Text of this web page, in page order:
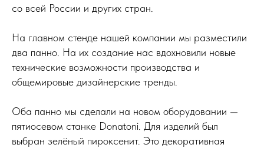
со всей России и других стран.
На главном стенде нашей компании мы разместили
два панно. На их создание нас вдохновили новые
технические возможности производства и
общемировые дизайнерские тренды.
Оба панно мы сделали на новом оборудовании —
пятиосевом станке Donatoni. Для изделий был
выбран зелёный пироксенит. Это декоративная